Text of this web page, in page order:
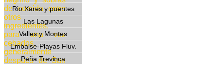
de comida entre
otros
ingredientes,
para una vez
cebados,
generalmente
después de San
Rio Xares y puentes
Las Lagunas
Valles y Montes
Embalse-Playas Fluv.
Peña Trevinca